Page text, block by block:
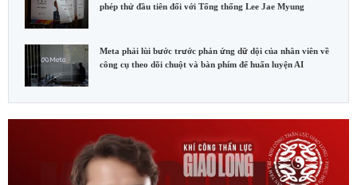
phép thử đầu tiên đối với Tổng thống Lee Jae Myung
Meta phải lùi bước trước phản ứng dữ dội của nhân viên về
công cụ theo dõi chuột và bàn phím để huấn luyện AI